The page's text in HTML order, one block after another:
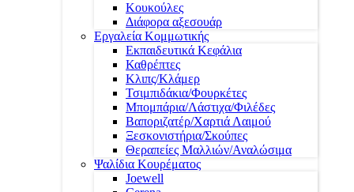
Κουκούλες
Διάφορα αξεσουάρ
Εργαλεία Κομμωτικής
Εκπαιδευτικά Κεφάλια
Καθρέπτες
Κλιπς/Κλάμερ
Τσιμπιδάκια/Φουρκέτες
Μπομπάρια/Λάστιχα/Φιλέδες
Βαποριζατέρ/Χαρτιά Λαιμού
Ξεσκονιστήρια/Σκούπες
Θεραπείες Μαλλιών/Αναλώσιμα
Ψαλίδια Κουρέματος
Joewell